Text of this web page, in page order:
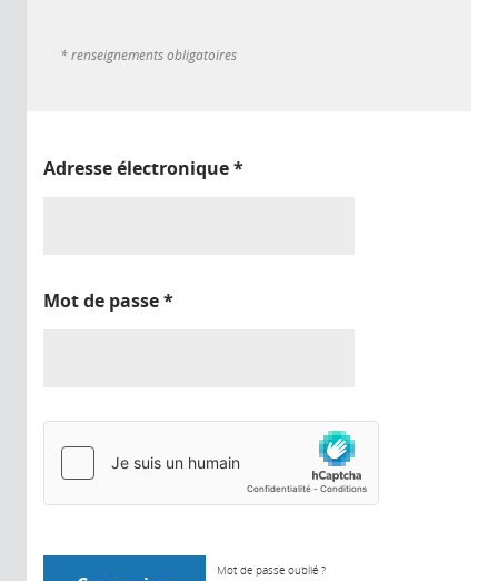
* renseignements obligatoires
Adresse électronique*
Mot de passe*
Mot de passe oublié ?